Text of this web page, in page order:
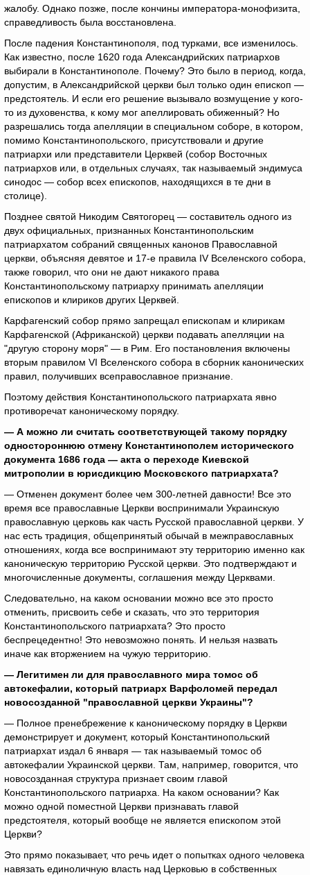
жалобу. Однако позже, после кончины императора-монофизита,
справедливость была восстановлена.
После падения Константинополя, под турками, все изменилось.
Как известно, после 1620 года Александрийских патриархов
выбирали в Константинополе. Почему? Это было в период, когда,
допустим, в Александрийской церкви был только один епископ —
предстоятель. И если его решение вызывало возмущение у кого-
то из духовенства, к кому мог апеллировать обиженный? Но
разрешались тогда апелляции в специальном соборе, в котором,
помимо Константинопольского, присутствовали и другие
патриархи или представители Церквей (собор Восточных
патриархов или, в отдельных случаях, так называемый эндимуса
синодос — собор всех епископов, находящихся в те дни в
столице).
Позднее святой Никодим Святогорец — составитель одного из
двух официальных, признанных Константинопольским
патриархатом собраний священных канонов Православной
церкви, объясняя девятое и 17-е правила IV Вселенского собора,
также говорил, что они не дают никакого права
Константинопольскому патриарху принимать апелляции
епископов и клириков других Церквей.
Карфагенский собор прямо запрещал епископам и клирикам
Карфагенской (Африканской) церкви подавать апелляции на
"другую сторону моря" — в Рим. Его постановления включены
вторым правилом VI Вселенского собора в сборник канонических
правил, получивших всеправославное признание.
Поэтому действия Константинопольского патриархата явно
противоречат каноническому порядку.
— А можно ли считать соответствующей такому порядку
одностороннюю отмену Константинополем исторического
документа 1686 года — акта о переходе Киевской
митрополии в юрисдикцию Московского патриархата?
— Отменен документ более чем 300-летней давности! Все это
время все православные Церкви воспринимали Украинскую
православную церковь как часть Русской православной церкви. У
нас есть традиция, общепринятый обычай в межправославных
отношениях, когда все воспринимают эту территорию именно как
каноническую территорию Русской церкви. Это подтверждают и
многочисленные документы, соглашения между Церквами.
Следовательно, на каком основании можно все это просто
отменить, присвоить себе и сказать, что это территория
Константинопольского патриархата? Это просто
беспрецедентно! Это невозможно понять. И нельзя назвать
иначе как вторжением на чужую территорию.
— Легитимен ли для православного мира томос об
автокефалии, который патриарх Варфоломей передал
новосозданной "православной церкви Украины"?
— Полное пренебрежение к каноническому порядку в Церкви
демонстрирует и документ, который Константинопольский
патриархат издал 6 января — так называемый томос об
автокефалии Украинской церкви. Там, например, говорится, что
новосозданная структура признает своим главой
Константинопольского патриарха. На каком основании? Как
можно одной поместной Церкви признавать главой
предстоятеля, который вообще не является епископом этой
Церкви?
Это прямо показывает, что речь идет о попытках одного человека
навязать единоличную власть над Церковью в собственных